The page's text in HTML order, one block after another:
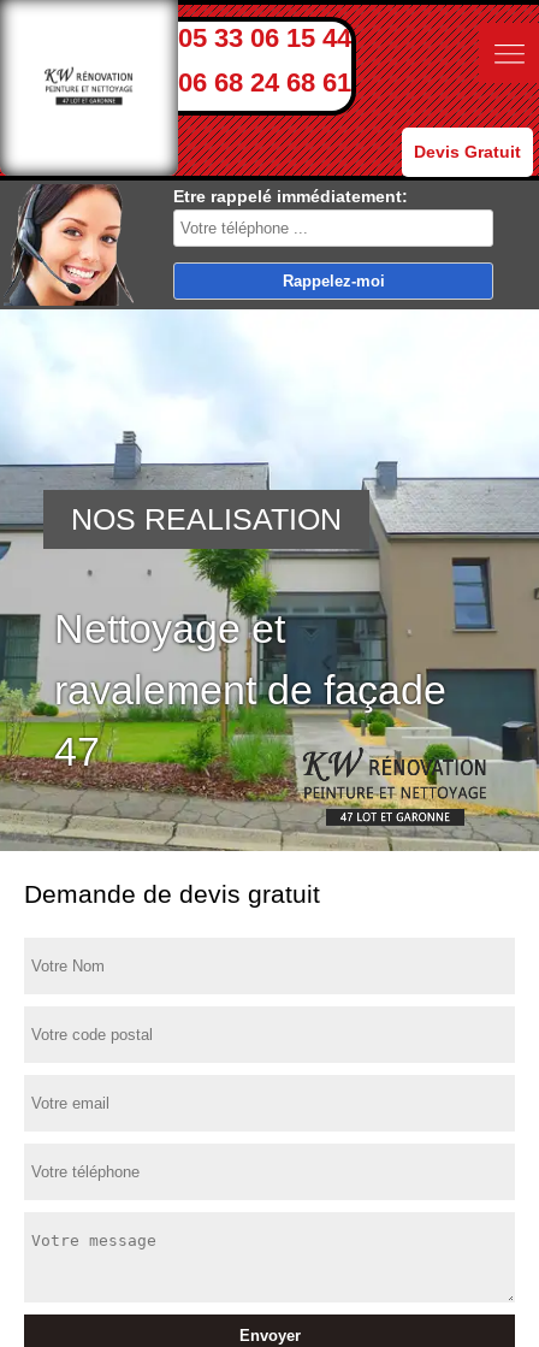
05 33 06 15 44
06 68 24 68 61
Devis Gratuit
Etre rappelé immédiatement:
Nettoyage et
ravalement de façade
47
NOS REALISATION
Demande de devis gratuit